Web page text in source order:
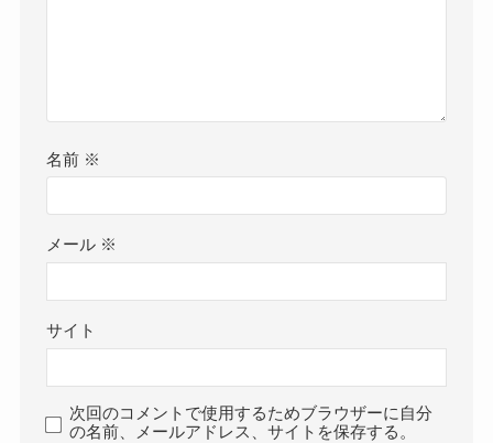
名前 ※
メール ※
サイト
次回のコメントで使用するためブラウザーに自分
の名前、メールアドレス、サイトを保存する。